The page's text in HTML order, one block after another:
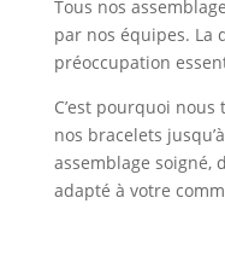
Tous nos
par nos équipes. La
préoccupation
C’est pourquoi
nos bracelets
assemblage soigné,
adapté à votre